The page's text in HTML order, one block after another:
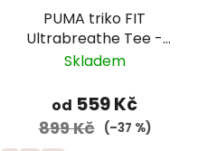
PUMA triko FIT
Ultrabreathe Tee -
černé
Skladem
od 559 Kč
899 Kč (–37 %)